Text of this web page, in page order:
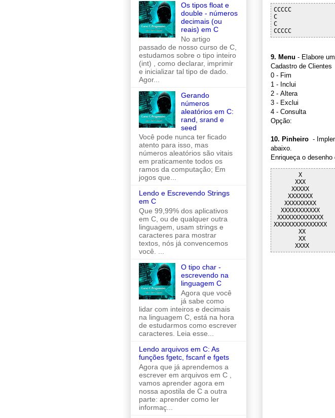
CCCCC
C
C
9. Menu - Elabore
Cadastro de Clientes
0 - Fim
1 - Inclui
2 - Altera
3 - Exclui
4 - Consulta
Opção:
10. Pinheiro -
abaixo.
Enriqueça o
       X
      XXX
     XXXXX
    XXXXXXX
   XXXXXXXXX
  XXXXXXXXXXX
XXXXXXXXXXXXX
XXXXXXXXXXXXXXX
       XX
       XX
Os tipos float e
double - números
decimais (ou
reais) em C
No artigo
passado de nosso curso de C,
estudamos sobre o tipo inteiro
(int) , como declarar, imprimir
e inicializar tal tipo de dado.
Agor...
Gerando
números
aleatórios em C:
rand, srand e
seed
Você pode nunca ter ficado
atento para isso, mas
números aleatórios são vitais
em praticamente todos os
ramos da computação; Em
jogos que...
Lendo e Escrevendo Strings
em C
Que 99,99% dos aplicativos
em C, ou de qualquer outra
linguagem, usam strings e
caracteres para mostrar
textos, nós já convencemos
você. ...
O tipo char -
escrevendo na
linguagem C
Agora que você
já sabe como
lidar com inteiros e decimais
na linguagem C, está na hora
de estudarmos como escrever
caracteres. Leia esse...
Lendo arquivos em C: As
funções fgetc, fscanf e fgets
Agora que já aprendemos a
escrever em arquivos em C ,
vamos aprender agora em
nossa apostila de C a outra
parte: aprender como ler
informaç...